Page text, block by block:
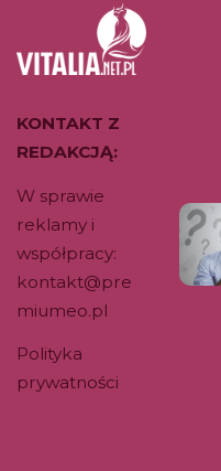
KONTAKT Z
REDAKCJĄ:
W sprawie
reklamy i
współpracy:
kontakt@pre
miumeo.pl
Polityka
prywatności